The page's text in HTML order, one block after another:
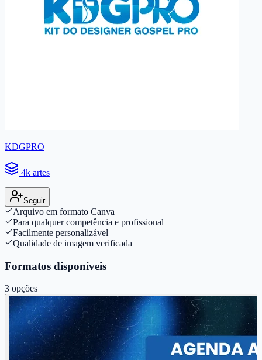
KDGPRO
4k artes
Seguir
Arquivo em formato Canva
Para qualquer competência e profissional
Facilmente personalizável
Qualidade de imagem verificada
Formatos disponíveis
3 opções